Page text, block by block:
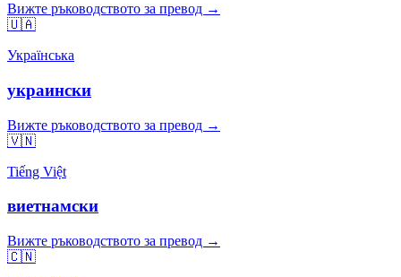
Вижте ръководството за превод →
🇺🇦
Українська
украински
Вижте ръководството за превод →
🇻🇳
Tiếng Việt
виетнамски
Вижте ръководството за превод →
🇨🇳